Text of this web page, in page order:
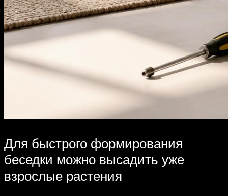
Для быстрого формирования
беседки можно высадить уже
взрослые растения